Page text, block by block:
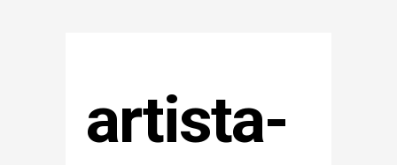
artista-